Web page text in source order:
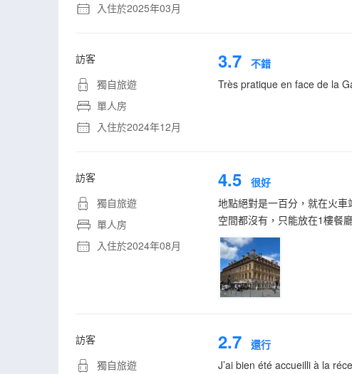
入住於2025年03月
訪客
獨自旅遊
單人房
入住於2024年12月
3.7 不錯
Très pratique en face de la
訪客
獨自旅遊
單人房
入住於2024年08月
4.5 很好
地點絕對是一百分，就在火
空間都沒有，只能放在1樓餐
訪客
獨自旅遊
2.7 還行
J’ai bien été accueilli à la